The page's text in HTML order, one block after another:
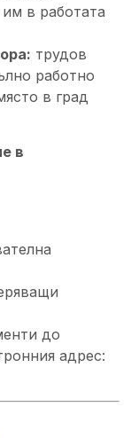
в работата
трудов
работно
в град
в
до
адрес: